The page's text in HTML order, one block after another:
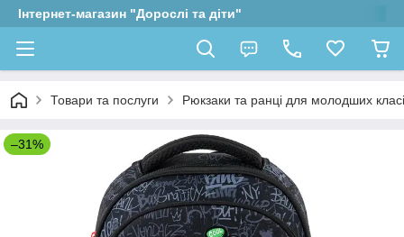
Інтернет-магазин "Дорослі та діти"
Товари та послуги Рюкзаки та ранці для молодших
–31%